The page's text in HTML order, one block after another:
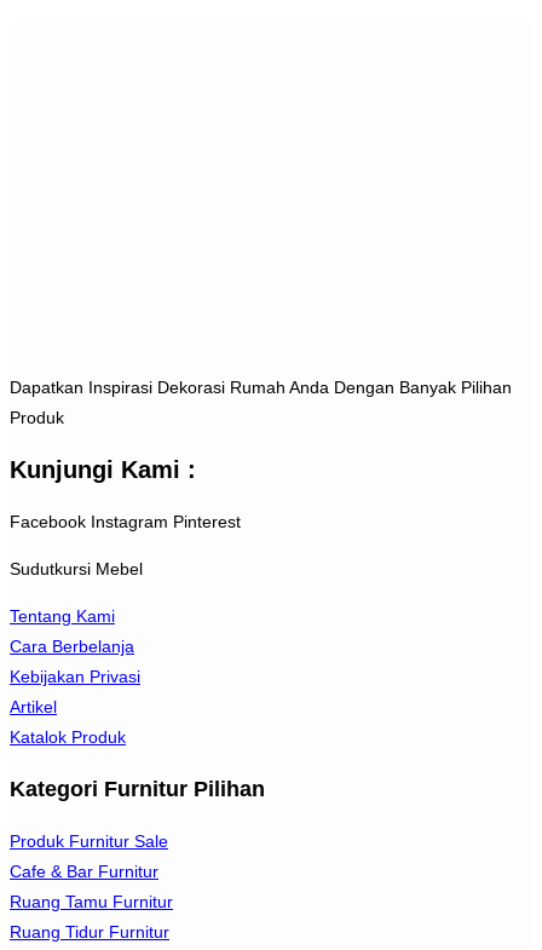
Dapatkan Inspirasi Dekorasi Rumah Anda Dengan Banyak Pilihan
Produk
Kunjungi Kami :
Facebook Instagram Pinterest
Sudutkursi Mebel
Tentang Kami
Cara Berbelanja
Kebijakan Privasi
Artikel
Katalok Produk
Kategori Furnitur Pilihan
Produk Furnitur Sale
Cafe & Bar Furnitur
Ruang Tamu Furnitur
Ruang Tidur Furnitur